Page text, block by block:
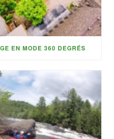
EN MODE 360 DEGRÉS